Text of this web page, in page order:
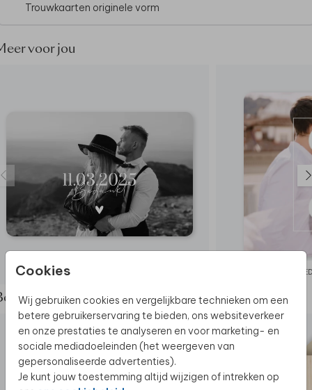
Cookies
Wij gebruiken cookies en vergelijkbare technieken om een
betere gebruikerservaring te bieden, ons websiteverkeer
en onze prestaties te analyseren en voor marketing- en
sociale mediadoeleinden (het weergeven van
gepersonaliseerde advertenties).
Je kunt jouw toestemming altijd wijzigen of intrekken op
Trouwkaarten originele vorm
voor jou
de complete set